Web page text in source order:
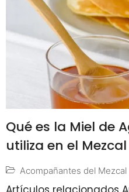
Qué es la Miel de
utiliza en el
Acompañantes del Mezcal